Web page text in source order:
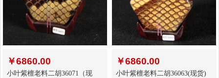
￥6860.00
小叶紫檀老料二胡36071（现
￥6860.00
小叶紫檀老料二胡36063(现货)